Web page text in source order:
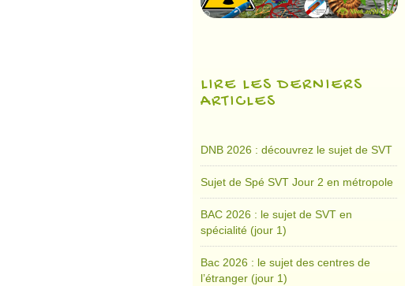
LIRE LES DERNIERS
ARTICLES
DNB 2026 : découvrez le sujet de SVT
Sujet de Spé SVT Jour 2 en métropole
BAC 2026 : le sujet de SVT en
spécialité (jour 1)
Bac 2026 : le sujet des centres de
l’étranger (jour 1)